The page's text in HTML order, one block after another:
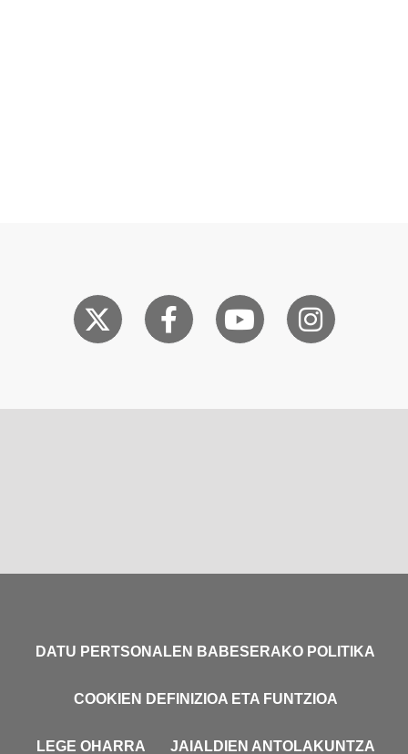
DATU PERTSONALEN BABESERAKO POLITIKA
COOKIEN DEFINIZIOA ETA FUNTZIOA
LEGE OHARRA JAIALDIEN ANTOLAKUNTZA